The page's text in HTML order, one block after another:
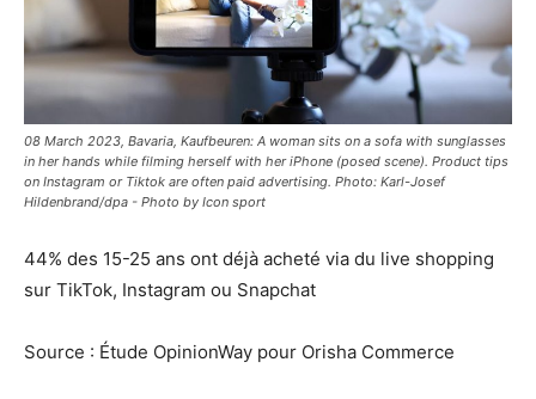
08 March 2023, Bavaria, Kaufbeuren: A woman sits on a sofa with sunglasses
in her hands while filming herself with her iPhone (posed scene). Product tips
on Instagram or Tiktok are often paid advertising. Photo: Karl-Josef
Hildenbrand/dpa - Photo by Icon sport
44% des 15-25 ans ont déjà acheté via du live shopping
sur TikTok, Instagram ou Snapchat
Source : Étude OpinionWay pour Orisha Commerce